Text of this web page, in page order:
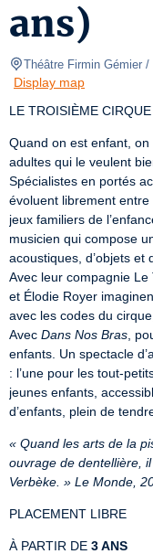
ans)
Théâtre Firmin Gémier
Display map
LE TROISIÈME
Quand on est enfant,
adultes qui le veulent
Spécialistes en portés
évoluent librement
jeux familiers de
musicien qui compose
acoustiques, d’objets et
Avec leur compagnie
et Élodie Royer
avec les codes du
Avec Dans Nos Bras ,
enfants. Un spectacle
: l’une pour les tout-
jeunes enfants,
d’enfants, plein de
« Quand les arts de la
ouvrage de dentellière, il
Verbèke. » Le Monde,
PLACEMENT LIBRE
À PARTIR DE 3 ANS